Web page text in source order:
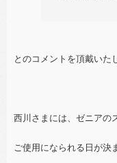
とのコメントを頂戴いた
西川さまには、ゼニアの
ご使用になられる日が決